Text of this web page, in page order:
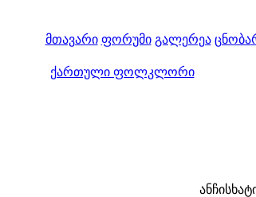
მთავარი ფორუმი გალერეა
ქართული ფოლკლორი